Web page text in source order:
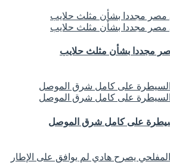
مجددا بشأن مثلث حلايب
على كامل شرق الموصل